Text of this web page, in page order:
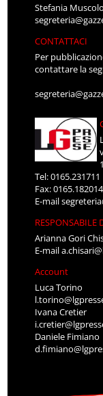
Stefania Muscolo
CONTATTACI
Per
contattare la
Tel: 0165.231711
Fax:
E-mail
RESPONSABILE
Arianna Gori
E-mail
Account
Luca Torino
Ivana Cretier
Daniele Fimiano